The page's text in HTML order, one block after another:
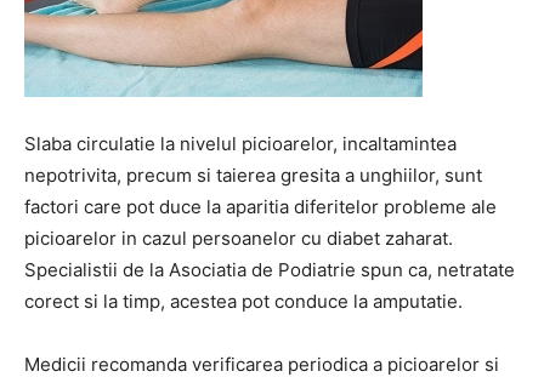
Slaba circulatie la nivelul picioarelor, incaltamintea
nepotrivita, precum si taierea gresita a unghiilor, sunt
factori care pot duce la aparitia diferitelor probleme ale
picioarelor in cazul persoanelor cu diabet zaharat.
Specialistii de la Asociatia de Podiatrie spun ca, netratate
corect si la timp, acestea pot conduce la amputatie.
Medicii recomanda verificarea periodica a picioarelor si